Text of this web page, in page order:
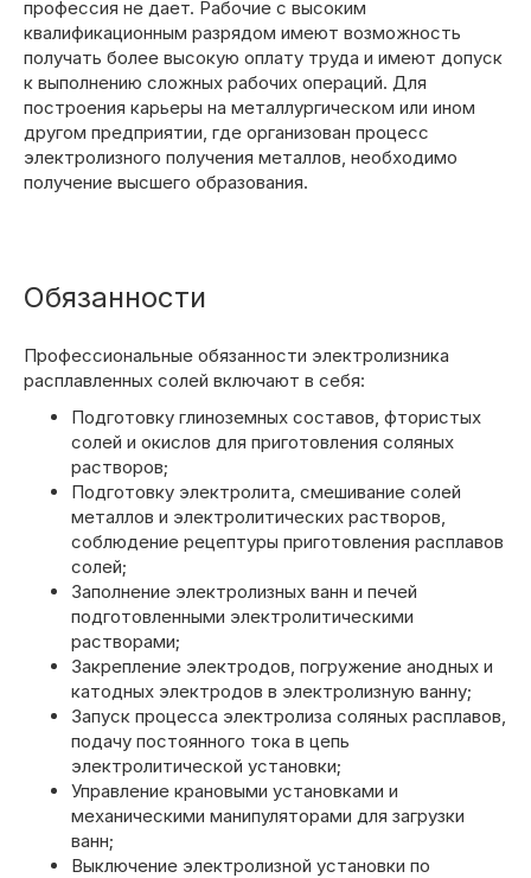
профессия не дает. Рабочие с высоким
квалификационным разрядом имеют возможность
получать более высокую оплату труда и имеют допуск
к выполнению сложных рабочих операций. Для
построения карьеры на металлургическом или ином
другом предприятии, где организован процесс
электролизного получения металлов, необходимо
получение высшего образования.
Обязанности
Профессиональные обязанности электролизника
расплавленных солей включают в себя:
Подготовку глиноземных составов, фтористых
солей и окислов для приготовления соляных
растворов;
Подготовку электролита, смешивание солей
металлов и электролитических растворов,
соблюдение рецептуры приготовления расплавов
солей;
Заполнение электролизных ванн и печей
подготовленными электролитическими
растворами;
Закрепление электродов, погружение анодных и
катодных электродов в электролизную ванну;
Запуск процесса электролиза соляных расплавов,
подачу постоянного тока в цепь
электролитической установки;
Управление крановыми установками и
механическими манипуляторами для загрузки
ванн;
Выключение электролизной установки по